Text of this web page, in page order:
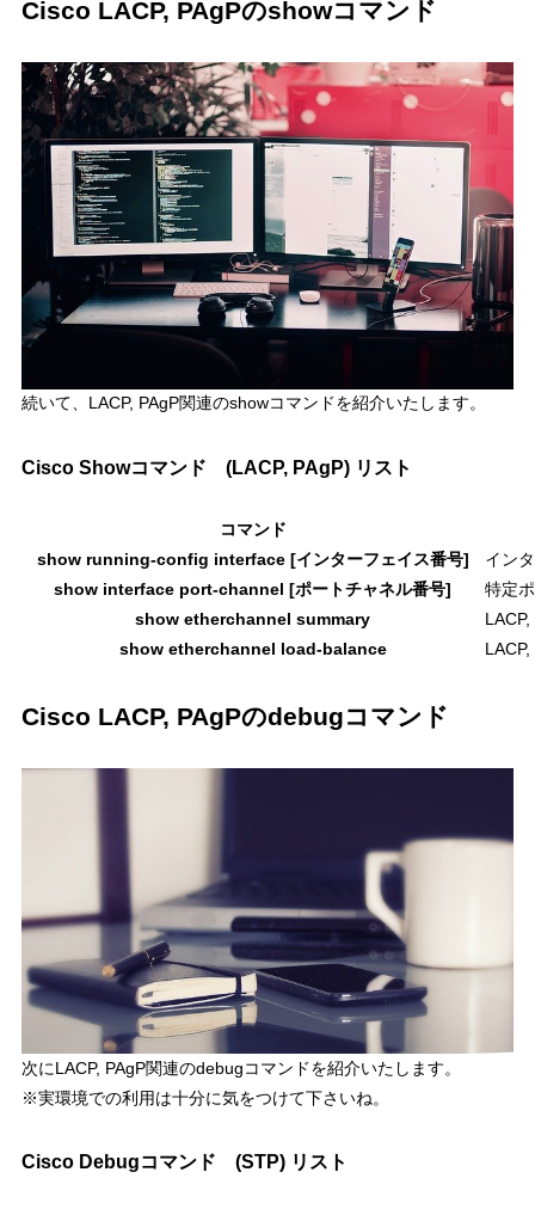
Cisco LACP, PAgPのshowコマンド
続いて、 LACP, PAgP関連のshowコマンドを紹介いたします。
Cisco Showコマンド (LACP, PAgP) リスト
コマンド
show running-config interface [インターフェイス番号]
イン
show interface port-channel [ポートチャネル番号]
特定
show etherchannel summary
show etherchannel load-balance
Cisco LACP, PAgPのdebugコマンド
次にLACP, PAgP関連のdebugコマンドを紹介いたします。
※実環境での利用は十分に気をつけて下さいね。
Cisco Debugコマンド (STP) リスト